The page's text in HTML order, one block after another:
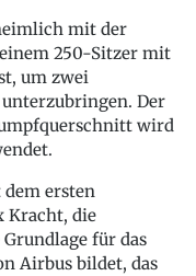
mit der
250-Sitzer mit
um zwei
Der
wird
ersten
Kracht, die
für das
Airbus bildet, das